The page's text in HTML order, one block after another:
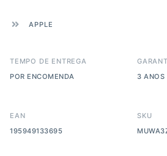
APPLE
TEMPO DE ENTREGA
POR ENCOMENDA
3 ANOS
EAN
195949133695
SKU